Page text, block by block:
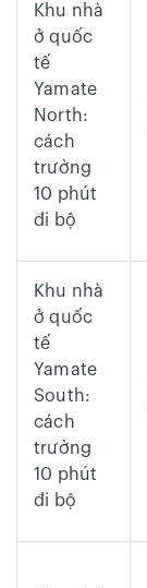
Khu nhà
ở quốc
tế
Yamate
North:
cách
trường
10 phút
đi bộ
Khu nhà
ở quốc
tế
Yamate
South:
cách
trường
10 phút
đi bộ